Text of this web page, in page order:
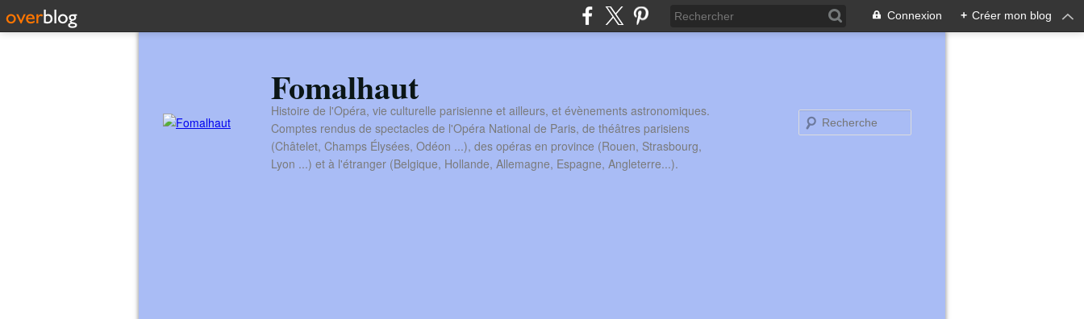
Connexion + Créer mon blog
Fomalhaut
Histoire de l'Opéra, vie culturelle parisienne et ailleurs, et évènements astronomiques.
Comptes rendus de spectacles de l'Opéra National de Paris, de théâtres parisiens
(Châtelet, Champs Élysées, Odéon ...), des opéras en province (Rouen, Strasbourg,
Lyon ...) et à l'étranger (Belgique, Hollande, Allemagne, Espagne, Angleterre...).